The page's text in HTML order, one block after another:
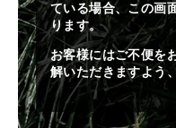
ている場合、この画
ります。
お客様にはご不便を
解いただきますよう